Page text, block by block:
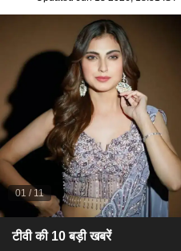
01 / 11
टीवी की 10 बड़ी खबरें